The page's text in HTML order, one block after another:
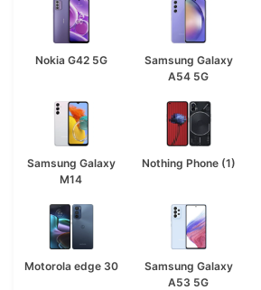
Nokia G42 5G
Samsung Galaxy
A54 5G
Samsung Galaxy
M14
Nothing Phone (1)
Motorola edge 30
Samsung Galaxy
A53 5G